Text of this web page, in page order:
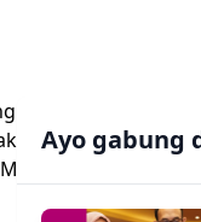
buku
dengan fasilitas
di Rumah Sakit
Ayo gabung